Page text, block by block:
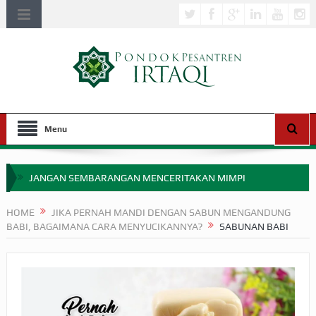
Menu
JANGAN SEMBARANGAN MENCERITAKAN MIMPI
MIMPI YANG DIABAIKAN MENJELANG PERANG BADAR
HAKIKAT NIKMAT DI DUNIA!
HOME
JIKA PERNAH MANDI DENGAN SABUN MENGANDUNG
BABI, BAGAIMANA CARA MENYUCIKANNYA?
SABUNAN BABI